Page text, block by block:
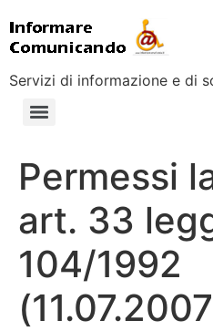
Servizi di informazione e di
Permessi
art. 33
104/1992